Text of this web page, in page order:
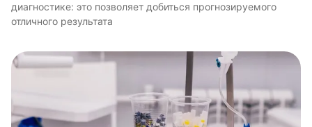
диагностике: это позволяет добиться прогнозируемого
отличного результата